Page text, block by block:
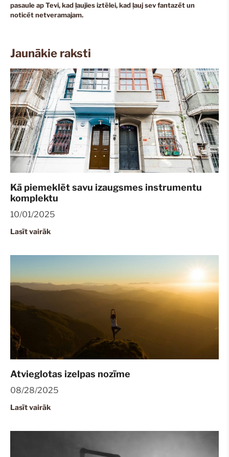
pasaule ap Tevi, kad ļaujies iztēlei, kad ļauj sev fantazēt un
noticēt netveramajam.
Jaunākie raksti
Kā piemeklēt savu izaugsmes instrumentu
komplektu
10/01/2025
Lasīt vairāk
Atvieglotas izelpas nozīme
08/28/2025
Lasīt vairāk